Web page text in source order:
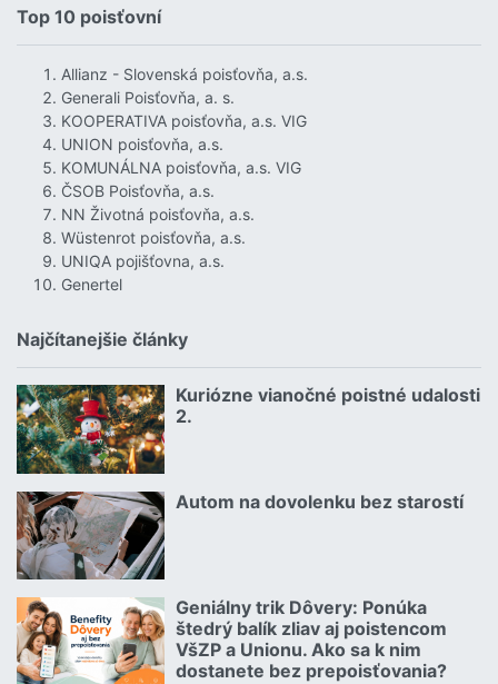
Top 10 poisťovní
Allianz - Slovenská poisťovňa, a.s.
Generali Poisťovňa, a. s.
KOOPERATIVA poisťovňa, a.s. VIG
UNION poisťovňa, a.s.
KOMUNÁLNA poisťovňa, a.s. VIG
ČSOB Poisťovňa, a.s.
NN Životná poisťovňa, a.s.
Wüstenrot poisťovňa, a.s.
UNIQA pojišťovna, a.s.
Genertel
Najčítanejšie články
Kuriózne vianočné poistné udalosti
2.
18.12.2024 | | redakcia
Autom na dovolenku bez starostí
02.07.2026 |
Geniálny trik Dôvery: Ponúka
štedrý balík zliav aj poistencom
VšZP a Unionu. Ako sa k nim
dostanete bez prepoisťovania?
06.07.2026 | | redakcia